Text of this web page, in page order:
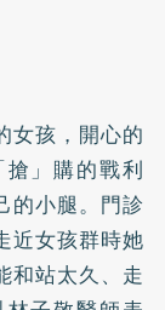
女孩，開心的
」購的戰利
的小腿。門診
近女孩群時她
和站太久、走